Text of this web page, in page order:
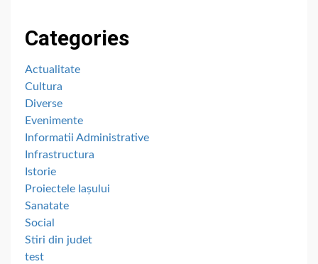
Categories
Actualitate
Cultura
Diverse
Evenimente
Informatii Administrative
Infrastructura
Istorie
Proiectele Iașului
Sanatate
Social
Stiri din judet
test